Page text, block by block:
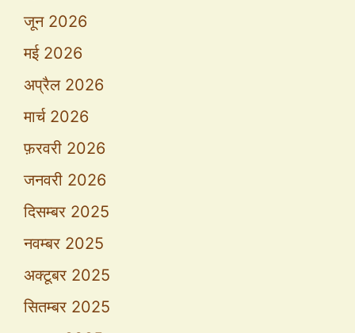
जून 2026
मई 2026
अप्रैल 2026
मार्च 2026
फ़रवरी 2026
जनवरी 2026
दिसम्बर 2025
नवम्बर 2025
अक्टूबर 2025
सितम्बर 2025